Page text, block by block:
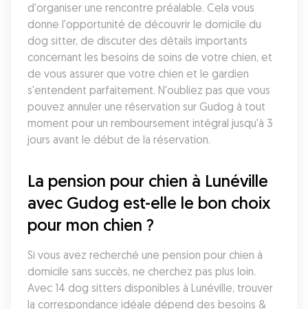
d'organiser une rencontre préalable. Cela vous
donne l'opportunité de découvrir le domicile du
dog sitter, de discuter des détails importants
concernant les besoins de soins de votre chien, et
de vous assurer que votre chien et le gardien
s'entendent parfaitement. N'oubliez pas que vous
pouvez annuler une réservation sur Gudog à tout
moment pour un remboursement intégral jusqu'à 3
jours avant le début de la réservation.
La pension pour chien à Lunéville
avec Gudog est-elle le bon choix
pour mon chien ?
Si vous avez recherché une pension pour chien à
domicile sans succès, ne cherchez pas plus loin.
Avec 14 dog sitters disponibles à Lunéville, trouver
la correspondance idéale dépend des besoins &